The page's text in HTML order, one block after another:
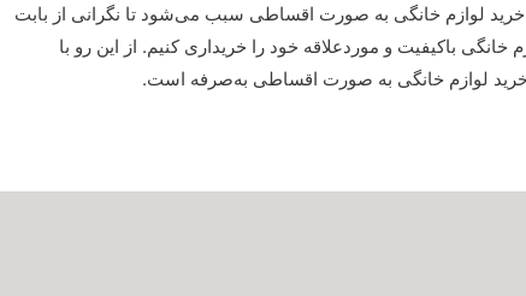
خرید لوازم خانگی به صورت اقساطی سبب می‌شود تا نگرانی از بابت
خانگی باکیفیت و موردعلاقه خود را خریداری کنیم. از این رو با
لوازم خانگی به صورت اقساطی به‌صرفه است.